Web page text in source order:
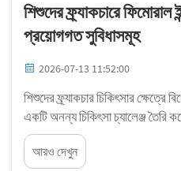
শিশুদের ফ্র্যাকচারে ফিমোরাল
প্রয়োগগত সুবিধাসমূহ
2026-07-13 11:52:00
শিশুদের ফ্র্যাকচার চিকিৎসার ক্ষেত্রে
একটি অনন্য চিকিৎসা চ্যালেঞ্জ তৈরি
ইন্টারনাল ফিক্সেশন পদ্ধতিগুলি প্রায়শই
সময়ের অ্যানেসথেশিয়া এবং দীর্ঘ
আরও দেখুন